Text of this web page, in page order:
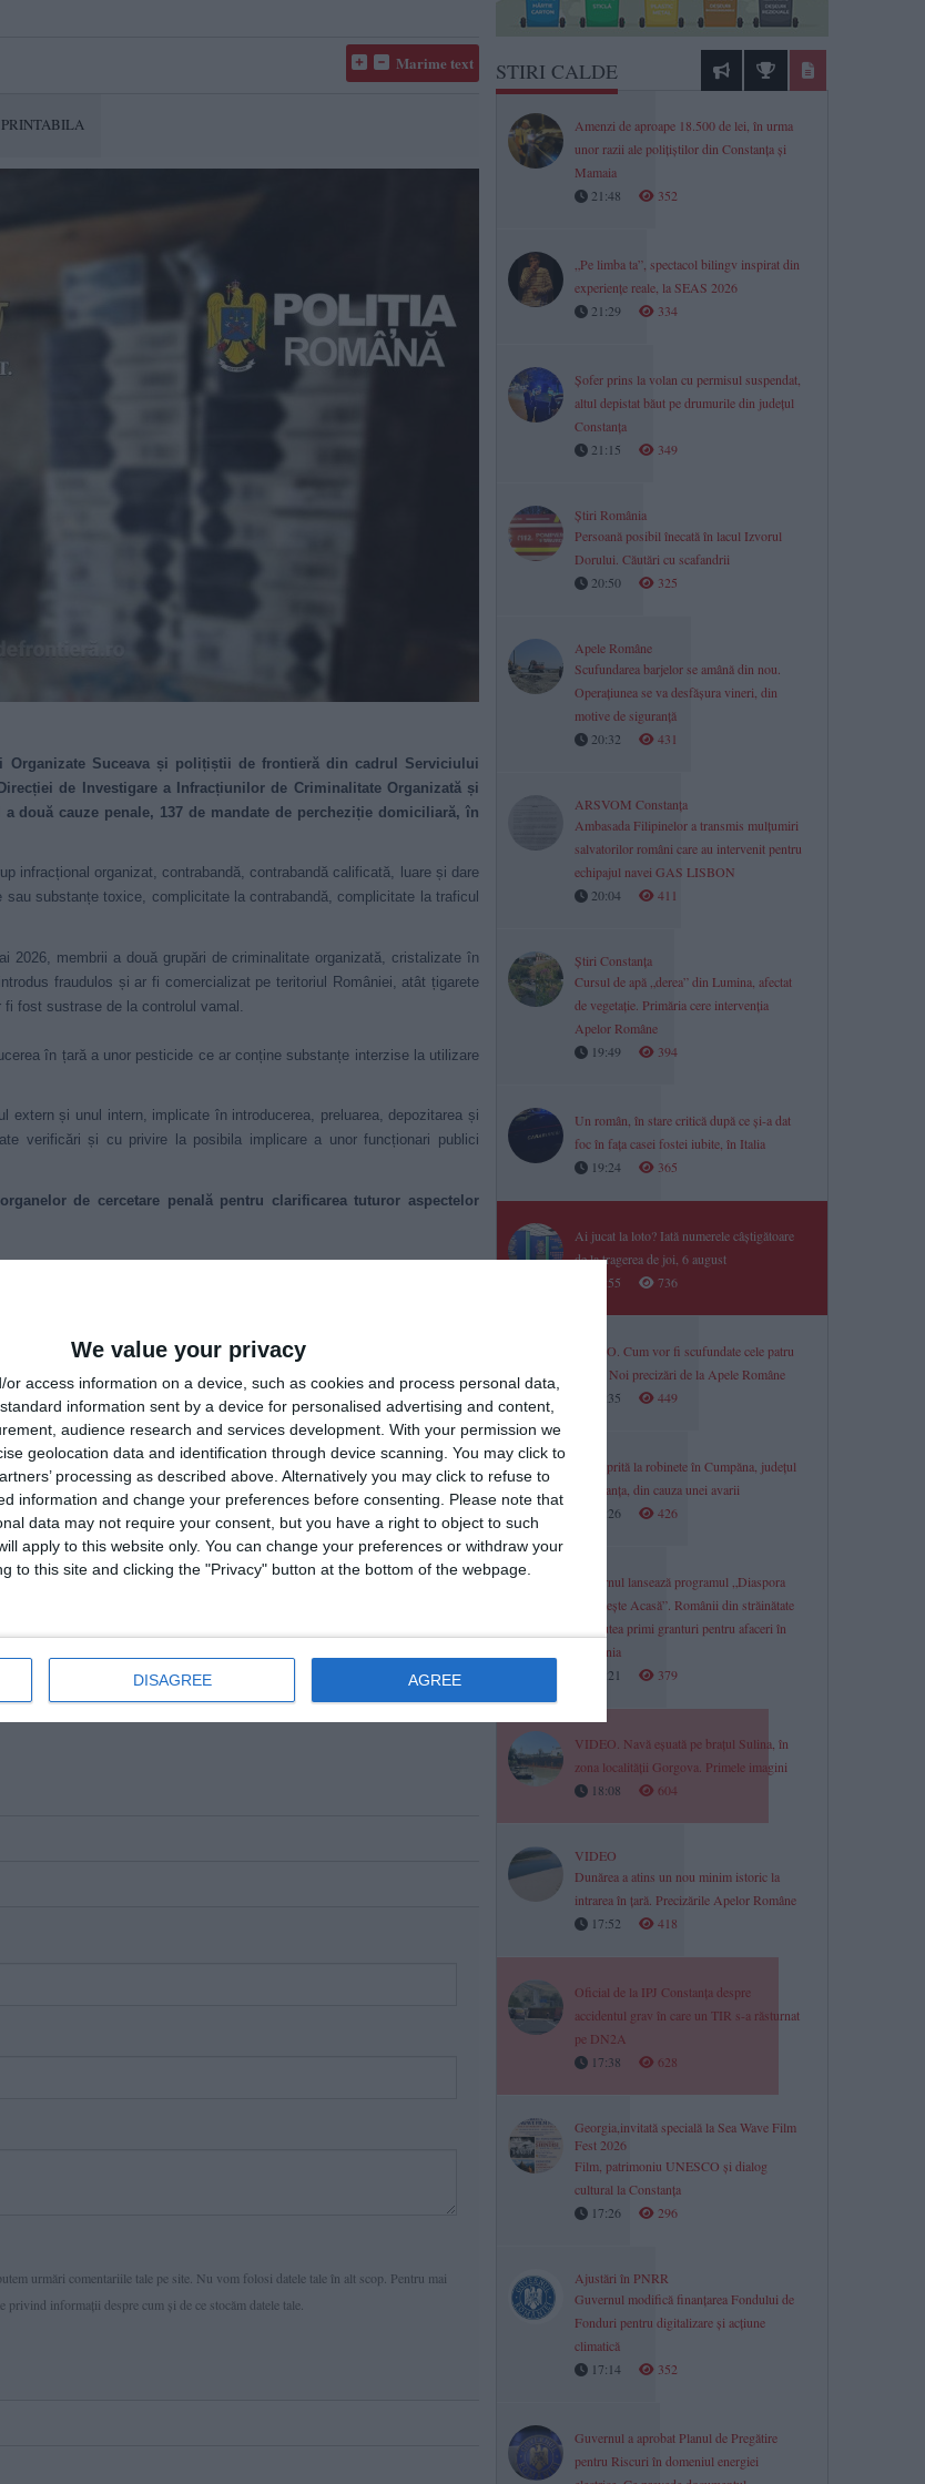
We value your privacy
or access information on a device, such as cookies and process personal data,
information sent by a device for personalised advertising and content,
audience research and services development. With your permission we
geolocation data and identification through device scanning. You may click to
processing as described above. Alternatively you may click to refuse to
information and change your preferences before consenting.
Please note that
data may not require your consent, but you have a right to object to such
apply to this website only. You can change your preferences or withdraw your
to this site and clicking the "Privacy" button at the bottom of the webpage.
DISAGREE AGREE
Marime text
Suceava și polițiștii de frontieră din cadrul Serviciului
de Investigare a Infracțiunilor de Criminalitate Organizată și
două cauze penale, 137 de mandate de percheziție domiciliară, în
infracțional organizat, contrabandă, contrabandă calificată, luare și dare
substanțe toxice, complicitate la contrabandă, complicitate la traficul
membrii a două grupări de criminalitate organizată, cristalizate în
fraudulos și ar fi comercializat pe teritoriul României, atât țigarete
fost sustrase de la controlul vamal.
în țară a unor pesticide ce ar conține substanțe interzise la utilizare
și unul intern, implicate în introducerea, preluarea, depozitarea și
verificări și cu privire la posibila implicare a unor funcționari publici
de cercetare penală pentru clarificarea tuturor aspectelor
penală din cadrul Serviciului Teritorial al Poliției de Frontieră
și se delimitează categoric de comportamentele incompatibile cu
de organele judiciare competente, vor fi aplicate de îndată prevederile
organizate Bacău, Iași, Cluj și Târgu Mureș, al polițiștilor D.G.A.
de jandarmi județene Suceava și Botoșani și Grupării de Jandarmi
drepturile și garanțiile procesuale prevăzute de Codul de procedură
articolul?
urmări comentariile tale pe site. Nu vom folosi datele tale în alt scop. Pentru mai
informaţii despre cum și de ce stocăm datele tale.
STIRI CALDE
Amenzi de aproape 18.500 de lei, în urma
unor razii ale polițiștilor din Constanța și
Mamaia
21:48
352
„Pe limba ta”, spectacol bilingv inspirat din
experiențe reale, la SEAS 2026
21:29
334
Șofer prins la volan cu permisul suspendat,
altul depistat băut pe drumurile din județul
Constanța
21:15
349
Știri România
Persoană posibil înecată în lacul Izvorul
Dorului. Căutări cu scafandrii
20:50
325
Apele Române
Scufundarea barjelor se amână din nou.
Operațiunea se va desfășura vineri, din
motive de siguranță
20:32
431
ARSVOM Constanța
Ambasada Filipinelor a transmis mulțumiri
salvatorilor români care au intervenit pentru
echipajul navei GAS LISBON
20:04
411
Știri Constanța
Cursul de apă „derea” din Lumina, afectat
de vegetație. Primăria cere intervenția
Apelor Române
19:49
394
Un român, în stare critică după ce și-a dat
foc în fața casei fostei iubite, în Italia
19:24
365
Ai jucat la loto? Iată numerele câștigătoare
de la tragerea de joi, 6 august
18:55
736
VIDEO. Cum vor fi scufundate cele patru
barje? Noi precizări de la Apele Române
18:35
449
Apă oprită la robinete în Cumpăna, județul
Constanța, din cauza unei avarii
18:26
426
Guvernul lansează programul „Diaspora
Investește Acasă”. Românii din străinătate
vor putea primi granturi pentru afaceri în
România
18:21
379
VIDEO. Navă eșuată pe brațul Sulina, în
zona localității Gorgova. Primele imagini
18:08
604
VIDEO
Dunărea a atins un nou minim istoric la
intrarea în țară. Precizările Apelor Române
17:52
418
Oficial de la IPJ Constanța despre
accidentul grav în care un TIR s-a răsturnat
pe DN2A
17:38
628
Georgia,invitată specială la Sea Wave Film
Fest 2026
Film, patrimoniu UNESCO și dialog
cultural la Constanța
17:26
296
Ajustări în PNRR
Guvernul modifică finanțarea Fondului de
Fonduri pentru digitalizare și acțiune
climatică
17:14
352
Guvernul a aprobat Planul de Pregătire
pentru Riscuri în domeniul energiei